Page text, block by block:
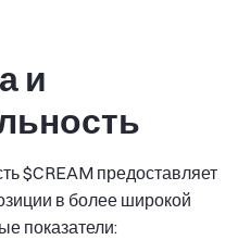
и
$CREAM предоставляет
в более широкой
показатели: